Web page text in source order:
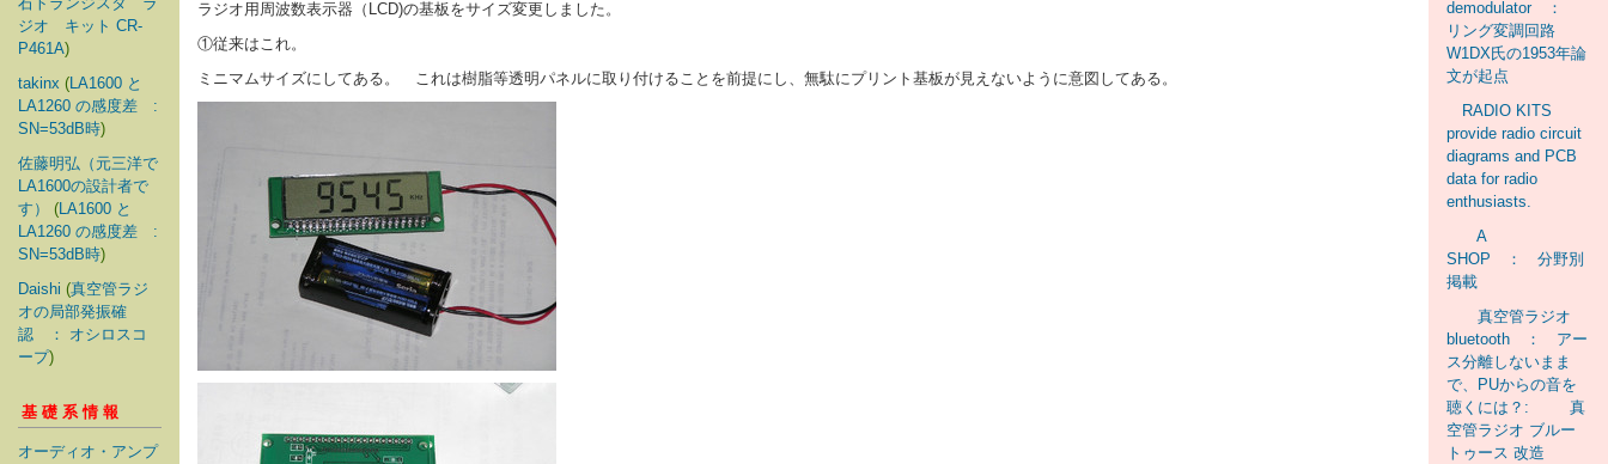
ジオ キット CR-
P461A)
takinx (LA1600 と
LA1260 の感度差 :
SN=53dB時)
佐藤明弘（元三洋で
LA1600の設計者で
す）
(LA1600 と
LA1260 の感度差 :
SN=53dB時)
Daishi (真空管ラジ
オの局部発振確
認 ： オシロスコ
ープ)
基礎系情報
オーディオ・アンプ
ラジオ用周波数表示器（LCD)の基板をサイズ変更しました。
①従来はこれ。
ミニマムサイズにしてある。 これは樹脂等透明パネルに取り付けることを前提にし、無駄にプリント基板が見えないように意図してある。
demodulator ：
リング変調回路
W1DX氏の1953年論
文が起点
RADIO KITS
provide radio circuit
diagrams and PCB
data for radio
enthusiasts.
A
SHOP ： 分野別
掲載
真空管ラジオ
bluetooth ： アー
ス分離しないまま
で、PUからの音を
聴くには？: 真
空管ラジオ ブルー
トゥース 改造